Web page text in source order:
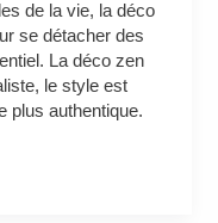
de la vie, la déco
se détacher des
La déco zen
le style est
plus authentique.